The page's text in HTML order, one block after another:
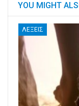
YOU MIGHT
ΛΈΞΕΙΣ